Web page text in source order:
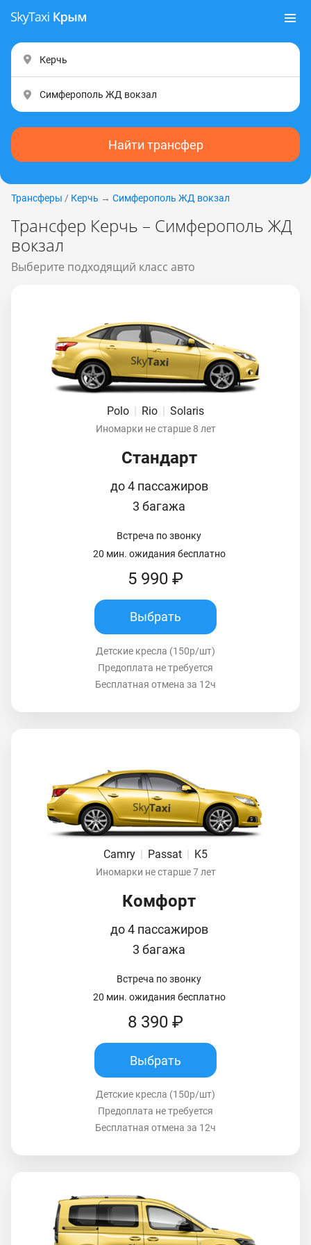
Найти трансфер
Трансферы / Керчь → Симферополь ЖД вокзал
Трансфер Керчь – Симферополь ЖД
вокзал
Выберите подходящий класс авто
Polo | Rio | Solaris
Иномарки не старше 8 лет
Стандарт
до 4 пассажиров
3 багажа
Встреча по звонку
20 мин. ожидания бесплатно
5 990 ₽
Выбрать
Детские кресла (150р/шт)
Предоплата не требуется
Бесплатная отмена за 12ч
Camry Passat K5
Иномарки не старше 7 лет
Комфорт
до 4 пассажиров
3 багажа
Встреча по звонку
20 мин. ожидания бесплатно
8 390 ₽
Выбрать
Детские кресла (150р/шт)
Предоплата не требуется
Бесплатная отмена за 12ч